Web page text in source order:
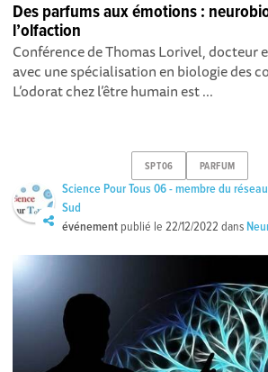
Des parfums aux émotions :
l’olfaction
Conférence de Thomas Lorivel, docteur
avec une spécialisation en biologie des
L’odorat chez l’être humain est ...
SPT06 PARFUM
Science Pour Tous 06 - membre du
Sud
événement publié le22/12/2022 dans